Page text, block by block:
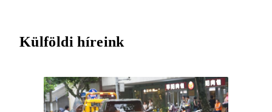
Külföldi híreink